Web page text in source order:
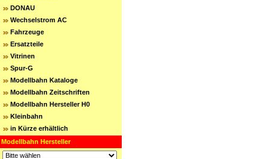
DONAU
Wechselstrom AC
Fahrzeuge
Ersatzteile
Vitrinen
Spur-G
Modellbahn Kataloge
Modellbahn Zeitschriften
Modellbahn Hersteller H0
Kleinbahn
in Kürze erhältlich
Modellbahn Hersteller